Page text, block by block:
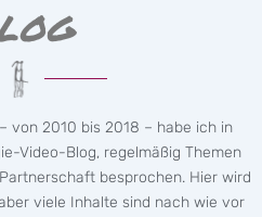
von 2010 bis 2018 – habe ich in
Video-Blog, regelmäßig Themen
besprochen. Hier wird
viele Inhalte sind nach wie vor